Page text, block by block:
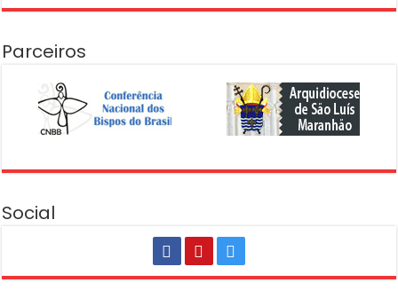
Parceiros
Social